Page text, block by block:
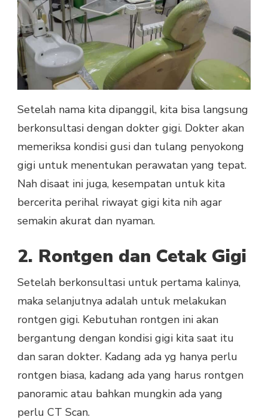
Setelah nama kita dipanggil, kita bisa langsung
berkonsultasi dengan dokter gigi. Dokter akan
memeriksa kondisi gusi dan tulang penyokong
gigi untuk menentukan perawatan yang tepat.
Nah disaat ini juga, kesempatan untuk kita
bercerita perihal riwayat gigi kita nih agar
semakin akurat dan nyaman.
2. Rontgen dan Cetak Gigi
Setelah berkonsultasi untuk pertama kalinya,
maka selanjutnya adalah untuk melakukan
rontgen gigi. Kebutuhan rontgen ini akan
bergantung dengan kondisi gigi kita saat itu
dan saran dokter. Kadang ada yg hanya perlu
rontgen biasa, kadang ada yang harus rontgen
panoramic atau bahkan mungkin ada yang
perlu CT Scan.